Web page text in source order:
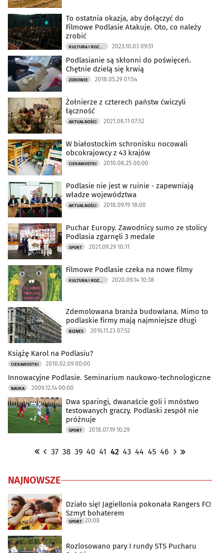
To ostatnia okazja, aby dołączyć do
Filmowe Podlasie Atakuje. Oto, co należy
zrobić
KULTURA I ROZRYWKA 2023.10.03 09:51
Podlasianie są skłonni do poświęceń.
Chętnie dzielą się krwią
ZDROWIE 2018.05.29 07:54
Żołnierze z czterech państw ćwiczyli
łączność
AKTUALNOŚCI 2021.08.11 07:52
W białostockim schronisku nocowali
obcokrajowcy z 43 krajów
CIEKAWOSTKI 2010.08.25 00:00
Podlasie nie jest w ruinie - zapewniają
władze województwa
AKTUALNOŚCI 2018.09.19 18:00
Puchar Europy. Zawodnicy sumo ze stolicy
Podlasia zgarnęli 3 medale
SPORT 2021.09.29 10:11
Filmowe Podlasie czeka na nowe filmy
KULTURA I ROZRYWKA 2020.09.14 10:38
Zdemolowana branża budowlana. Mimo to
podlaskie firmy mają najmniejsze długi
BIZNES 2016.11.23 07:52
Książę Karol na Podlasiu?
CIEKAWOSTKI 2010.02.09 00:00
Innowacyjne Podlasie. Seminarium naukowo-technologiczne
NAUKA 2009.12.14 00:00
Dwa sparingi, dwanaście goli i mnóstwo
testowanych graczy. Podlaski zespół nie
próżnuje
SPORT 2018.07.19 10:29
37 38 39 40 41 42 43 44 45 46
NAJNOWSZE
Działo się! Jagiellonia pokonała Rangers FC!
Szmyt bohaterem
SPORT 20:08
Rozlosowano pary I rundy STS Pucharu